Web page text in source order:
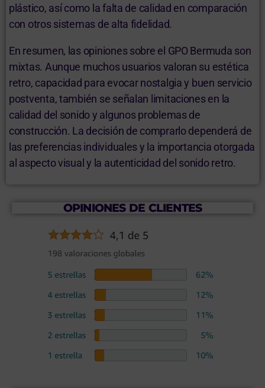
plástico, así como la falta de calidad en comparación
con otros sistemas de alta fidelidad.
En resumen, las opiniones sobre el GPO Bermuda son
mixtas. Aunque muchos usuarios valoran su estética
retro, capacidad para evocar nostalgia y buen servicio
postventa, también se señalan limitaciones en la
calidad del sonido y algunos problemas de
construcción. La decisión de comprarlo dependerá de
las preferencias individuales y la importancia otorgada
al aspecto visual y la autenticidad del sonido retro.
OPINIONES DE CLIENTES